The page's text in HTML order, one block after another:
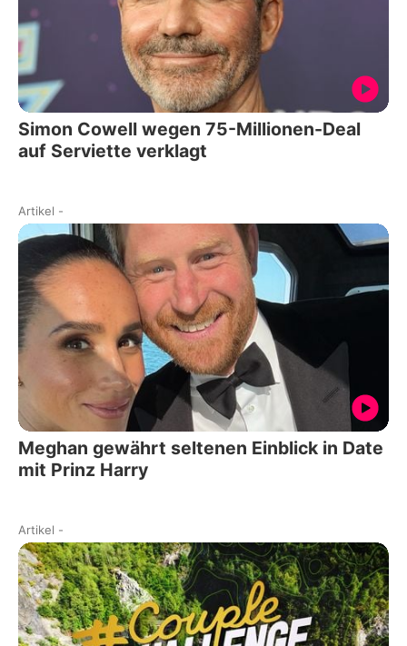
Simon Cowell wegen 75-Millionen-Deal
auf Serviette verklagt
Artikel -
Meghan gewährt seltenen Einblick in Date
mit Prinz Harry
Artikel -